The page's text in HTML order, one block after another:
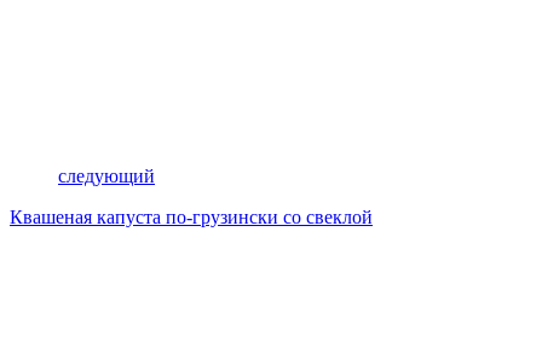
следующий
Квашеная капуста по-грузински со свеклой